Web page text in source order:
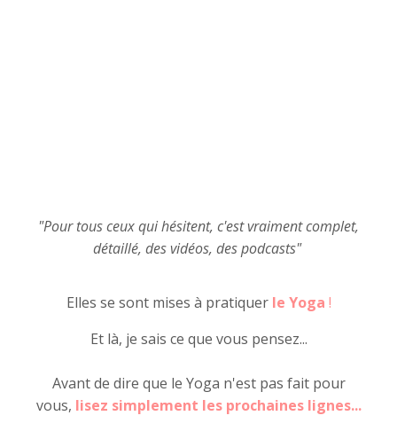
"Pour tous ceux qui hésitent, c'est vraiment complet,
détaillé, des vidéos, des podcasts"
Elles se sont mises à pratiquer le Yoga !
Et là, je sais ce que vous pensez...
Avant de dire que le Yoga n'est pas fait pour
vous, lisez simplement les prochaines lignes...